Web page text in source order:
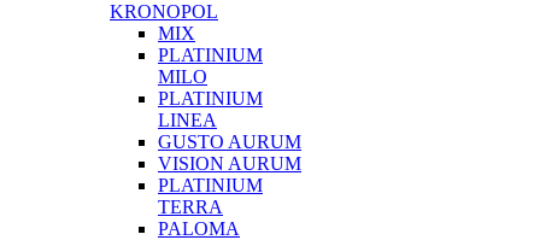
KRONOPOL
MIX
PLATINIUM
MILO
PLATINIUM
LINEA
GUSTO AURUM
VISION AURUM
PLATINIUM
TERRA
PALOMA